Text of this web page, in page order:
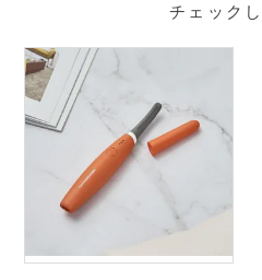
チェック